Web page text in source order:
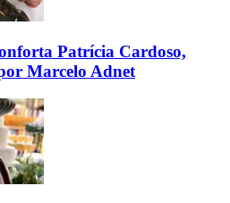
Patrícia Cardoso,
Marcelo Adnet